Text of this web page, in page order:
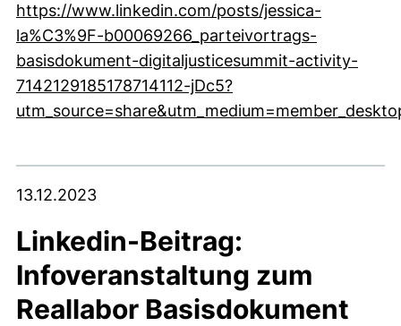
https://www.linkedin.com/posts/jessica-
la%C3%9F-b00069266_parteivortrags-
basisdokument-digitaljusticesummit-activity-
7142129185178714112-jDc5?
13.12.2023
Linkedin-Beitrag:
Infoveranstaltung zum
Reallabor Basisdokument